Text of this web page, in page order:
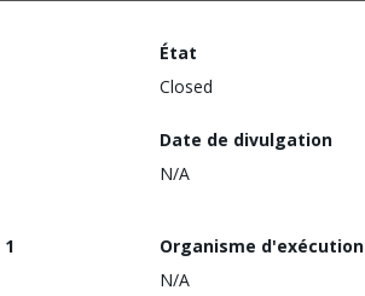
État
Closed
Date de divulgation
N/A
1
Organisme d'exécution
N/A